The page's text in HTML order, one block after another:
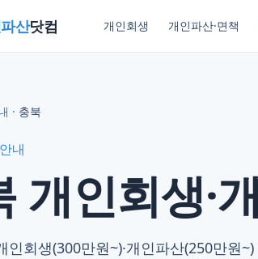
산닷컴 개인회생 개인파산·면책
· 충북
내
개인회생·
인회생(300만원~)·개인파산(250만원